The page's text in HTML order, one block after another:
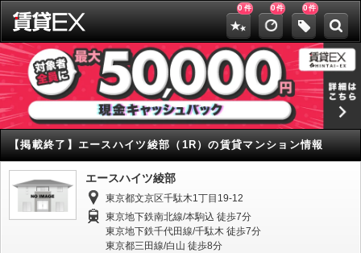
0 件 0件 0件
【掲載終了】 エースハイツ綾部（1R）の賃貸マンション情報
エースハイツ綾部
東京都文京区千駄木1丁目19-12
東京地下鉄南北線/本駒込 徒歩7分
東京地下鉄千代田線/千駄木 徒歩7分
東京都三田線/白山 徒歩8分